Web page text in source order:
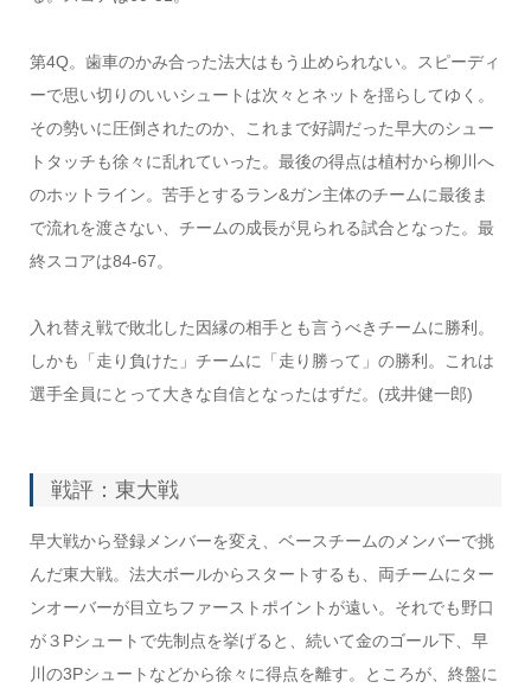
第4Q。歯車のかみ合った法大はもう止められない。スピーディ
ーで思い切りのいいシュートは次々とネットを揺らしてゆく。
その勢いに圧倒されたのか、これまで好調だった早大のシュー
トタッチも徐々に乱れていった。最後の得点は植村から柳川へ
のホットライン。苦手とするラン&ガン主体のチームに最後ま
で流れを渡さない、チームの成長が見られる試合となった。最
終スコアは84-67。
入れ替え戦で敗北した因縁の相手とも言うべきチームに勝利。
しかも「走り負けた」チームに「走り勝って」の勝利。これは
選手全員にとって大きな自信となったはずだ。(戎井健一郎)
戦評：東大戦
早大戦から登録メンバーを変え、ベースチームのメンバーで挑
んだ東大戦。法大ボールからスタートするも、両チームにター
ンオーバーが目立ちファーストポイントが遠い。それでも野口
が３Pシュートで先制点を挙げると、続いて金のゴール下、早
川の3Pシュートなどから徐々に得点を離す。ところが、終盤に